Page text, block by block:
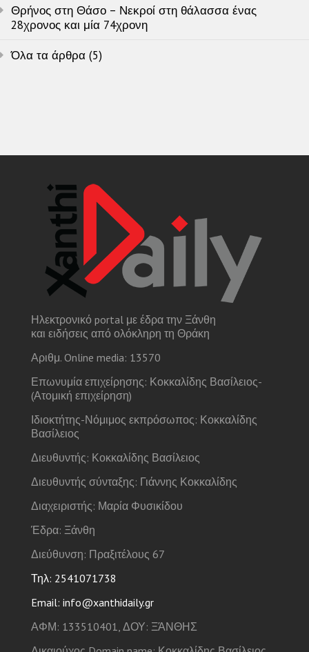
Θρήνος στη Θάσο – Νεκροί στη θάλασσα ένας
28χρονος και μία 74χρονη
Όλα τα άρθρα (5)
Ηλεκτρονικό portal με έδρα την Ξάνθη
και ειδήσεις από ολόκληρη τη Θράκη
Αριθμ. Online media: 13570
Επωνυμία επιχείρησης: Κοκκαλίδης Βασίλειος-
(Ατομική επιχείρηση)
Ιδιοκτήτης-Νόμιμος εκπρόσωπος: Κοκκαλίδης
Βασίλειος
Διευθυντής: Κοκκαλίδης Βασίλειος
Διευθυντής σύνταξης: Γιάννης Κοκκαλίδης
Διαχειριστής: Μαρία Φυσικίδου
Έδρα: Ξάνθη
Διεύθυνση: Πραξιτέλους 67
Τηλ: 2541071738
Email: info@xanthidaily.gr
ΑΦΜ: 133510401, ΔΟΥ: ΞΆΝΘΗΣ